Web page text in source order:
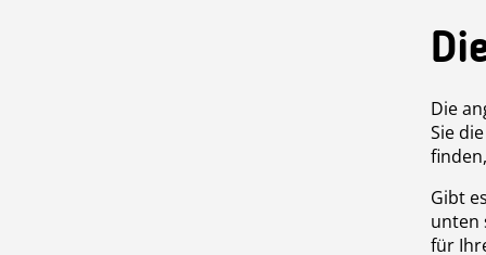
Die
Sie
Gibt
unten
für